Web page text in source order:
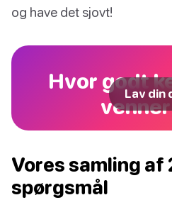
og have det sjovt!
Hvor godt
Lav din
Vores samling af
spørgsmål